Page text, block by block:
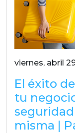
viernes, abril
El éxito
tu
misma |